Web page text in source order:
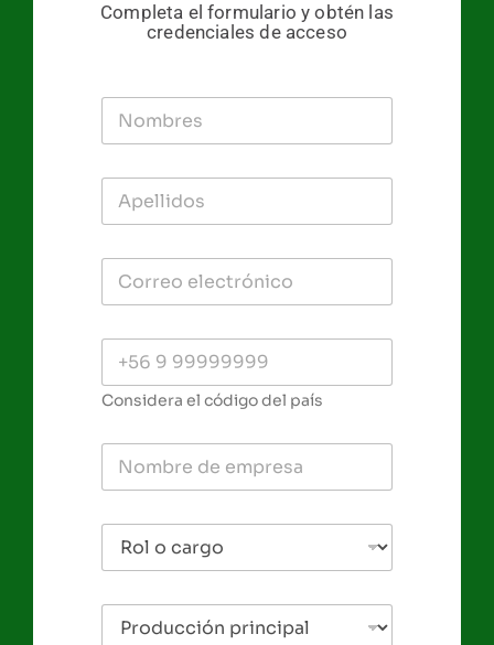
Completa el formulario y obtén las
credenciales de acceso
Considera el código del país